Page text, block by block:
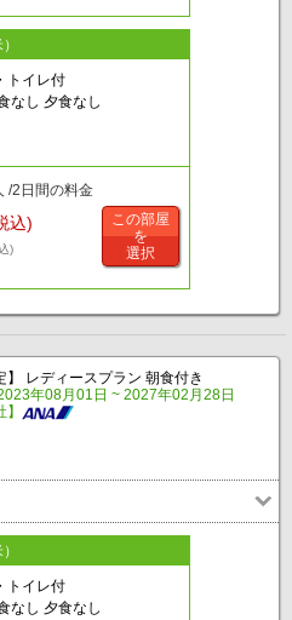
トイレ付
なし 夕食なし
2日間の料金
込)
)
この部屋
を
選択
】 レディースプラン 朝食付き
年08月01日 ~ 2027年02月28日
トイレ付
なし 夕食なし